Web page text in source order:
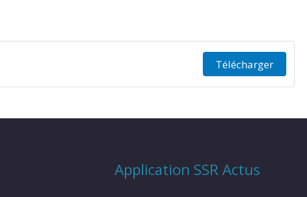
Télécharger
Application SSR Actus